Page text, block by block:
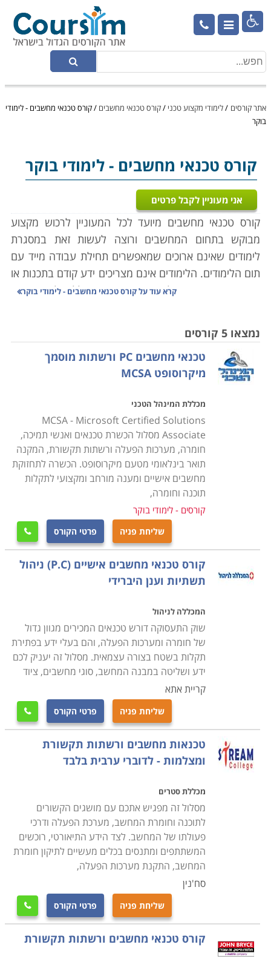

אתר קורסים /לימודי מקצוע טכני /קורס טכנאי מחשבים /קורס טכנאי מחשבים - לימודי
בוקר
קורס טכנאי מחשבים - לימודי בוקר
אני מעוניין לקבל פרטים
קורס טכנאי מחשבים מיועד לכל המעוניין לרכוש מקצוע
מבוקש בתחום המחשבים ורוצה לעשות זאת במסגרת
לימודים שאינם ארוכים שמאפשרים תחילת עבודה מייד עם
תום הלימודים. הלימודים אינם מצריכים ידע קודם בתכנות או
בתחומים אחרים מעולם המחשבים, והם כוללים לימוד האופן
במערכות קיימות. במסגרת הלימודים מוצעים הקורסים
הבאים:
כוללים היכרות מעמיקה עם מבנה המחשב, סוגי מחשבים,
ציוד משלים, מערכות הפעלה, תחזוקה שוטפת, התקנה של
תוכנות וחומרות שונות, רשתות תקשורת, שדרוג תוכנות
וגרסאות, טיפול בתקלות ובכשלים מערכתיים ונושאים רבים
אחרים. הלימודים מתבצעים בדרך כלל במכללות מקצועיות
שלהן מעבדות מחשבים משוכללות כאשר במהלך הקורס
המשתתפים מתרגלים באופן מעשי את מה שלמדו ואת
העבודה שבה יעסקו בעתיד.
קורס טכנאי מחשבים ניידים
עוסק בלימוד מעמיק של מבנה המחשב הנייד, חומרה,
תוכנות על מחשב נייד ועוד.
קורס טכנאי מחשבים עם הסמכת MCITP
במסגרת הקורס תלמדו נושאי חומרה וטכנאות, טכנולוגיות
מתקדמות, איתור תקלות, מערכות הפעלה ועוד תחומים
שעליהם אחראי טכנאי המחשבים. במקביל תעסקו גם
בעבודת מנהל רשתות תקשורת ותלמדו איך בונים רשת
תקשורת, איך מתאימים את הרשת לצרכים השוטפים של
הארגון, איך פותרים בעיות וכן הלאה.
סיום הלימודים מזכה את המשתתפים בתעודת טכנאי שירות
או תחזוקת מחשבים בהתאם למסלול הלימודים ולמכללה
שבה נלמד הקורס. פרק הזמן הדרוש משתנה מקורס לקורס,
והתשלום קשור באופן ישיר למשך זמן הלימודים. קיימים לא
מעט קורסים בתחום שמוכרים ללימודים על חשבון הפיקדון
לחיילים משוחררים או שמוצעים במסגרת קורסים על חשבון
מחפשים עוד מידע
קרא בקטגורית קורס טכנאי מחשבים את פירוט הקורסים,
קרא עוד עלקורס טכנאי מחשבים - לימודי בוקר
נמצאו 5 קורסים
טכנאי מחשבים PC ורשתות מוסמך
מיקרוסופט MCSA
מכללת המינהל הטכני
MCSA - Microsoft Certified Solutions
Associate מסלול הכשרת טכנאים ואנשי תמיכה,
חומרה, מערכות הפעלה ורשתות תקשורת, המקנה
תואר בינלאומי מטעם מיקרוסופט. הכשרה לתחזוקת
מחשבים אישיים ומענה מורחב ומקצועי לתקלות
תוכנה וחומרה,
קורסים - לימודי בוקר
שליחת פניה פרטי הקורס 
קורס טכנאי מחשבים אישיים (P.C) ניהול
תשתיות וענן היברידי
המכללה לניהול
שוק התעסוקה דורש טכנאים המכירים מגוון גדול
של חומרה ומערכות הפעלה, והם בעלי ידע בפתירת
תקלות בשטח בצורה עצמאית. מסלול זה יעניק לכם
ידע ושליטה במבנה המחשב, סוגי מחשבים, ציוד
קריית אתא
שליחת פניה פרטי הקורס 
טכנאות מחשבים ורשתות תקשורת
ומצלמות - לדוברי ערבית בלבד
מכללת סטרים
מסלול זה מפגיש אתכם עם מושגים הקשורים
לתוכנה וחומרת המחשב, מערכת הפעלה ודרכי
פעולתו של המחשב. לצד הידע התיאורטי, רוכשים
המשתתפים ומתנסים בכלים מעשיים לתיקון חומרת
המחשב, התקנת מערכות הפעלה,
סח'נין
שליחת פניה פרטי הקורס 
קורס טכנאי מחשבים ורשתות תקשורת